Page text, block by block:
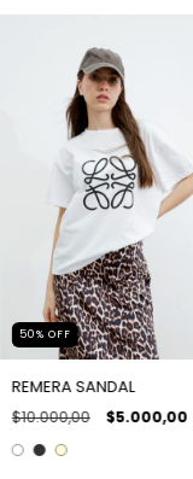
50% OFF
REMERA SANDAL
$10.000,00 $5.000,00